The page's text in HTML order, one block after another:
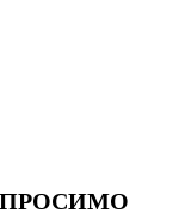
ПРОСИМО